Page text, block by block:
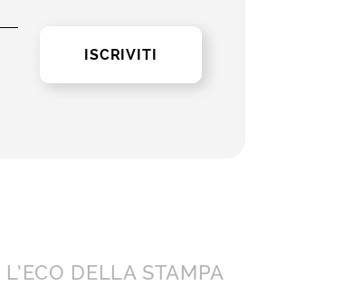
ISCRIVITI
L’ECO DELLA STAMPA